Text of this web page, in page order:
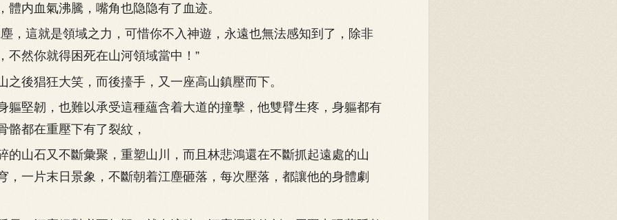
體内血氣沸騰，嘴角也隐隐有了血迹。
這就是領域之力，可惜你不入神遊，永遠也無法感知到了，除非
不然你就得困死在山河領域當中！”
後猖狂大笑，而後擡手，又一座高山鎮壓而下。
堅韌，也難以承受這種蘊含着大道的撞擊，他雙臂生疼，身軀都有
骼都在重壓下有了裂紋，
山石又不斷彙聚，重塑山川，而且林悲鴻還在不斷抓起遠處的山
，一片末日景象，不斷朝着江塵砸落，每次壓落，都讓他的身體劇